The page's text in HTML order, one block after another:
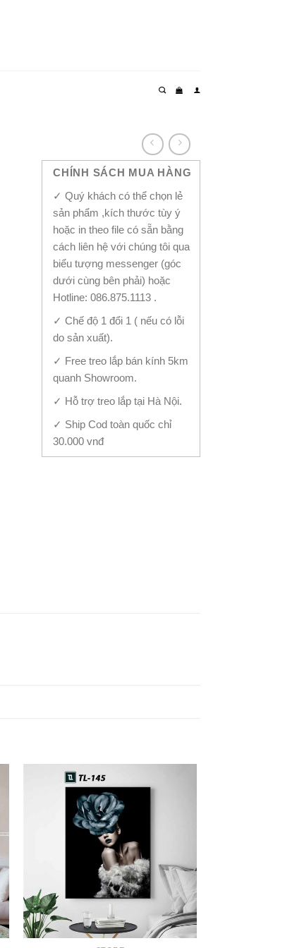
TL-626 quantity
CHÍNH SÁCH MUA HÀNG
✓ Quý khách có thể chọn lẻ
sản phẩm ,kích thước tùy ý
hoặc in theo file có sẵn bằng
cách liên hệ với chúng tôi qua
biểu tượng messenger (góc
dưới cùng bên phải) hoặc
Hotline: 086.875.1113 .
✓ Chế độ 1 đổi 1 ( nếu có lỗi
do sản xuất).
✓ Free treo lắp bán kính 5km
quanh Showroom.
✓ Hỗ trợ treo lắp tại Hà Nội.
✓ Ship Cod toàn quốc chỉ
30.000 vnđ